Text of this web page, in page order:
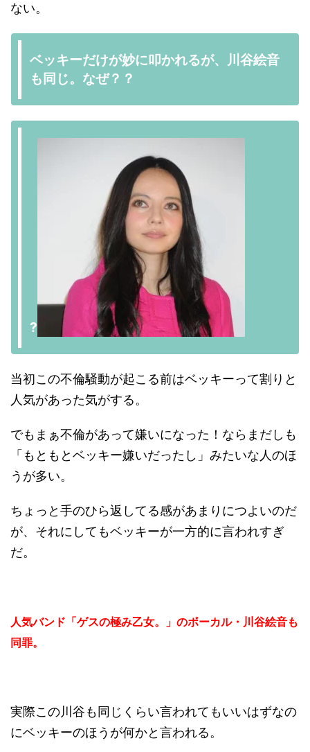
ない。
ベッキーだけが妙に叩かれるが、川谷絵音
も同じ。なぜ？？
?
当初この不倫騒動が起こる前はベッキーって割りと
人気があった気がする。
でもまぁ不倫があって嫌いになった！ならまだしも
「もともとベッキー嫌いだったし」みたいな人のほ
うが多い。
ちょっと手のひら返してる感があまりにつよいのだ
が、それにしてもベッキーが一方的に言われすぎ
だ。
人気バンド「ゲスの極み乙女。」のボーカル・川谷絵音も
同罪。
実際この川谷も同じくらい言われてもいいはずなの
にベッキーのほうが何かと言われる。